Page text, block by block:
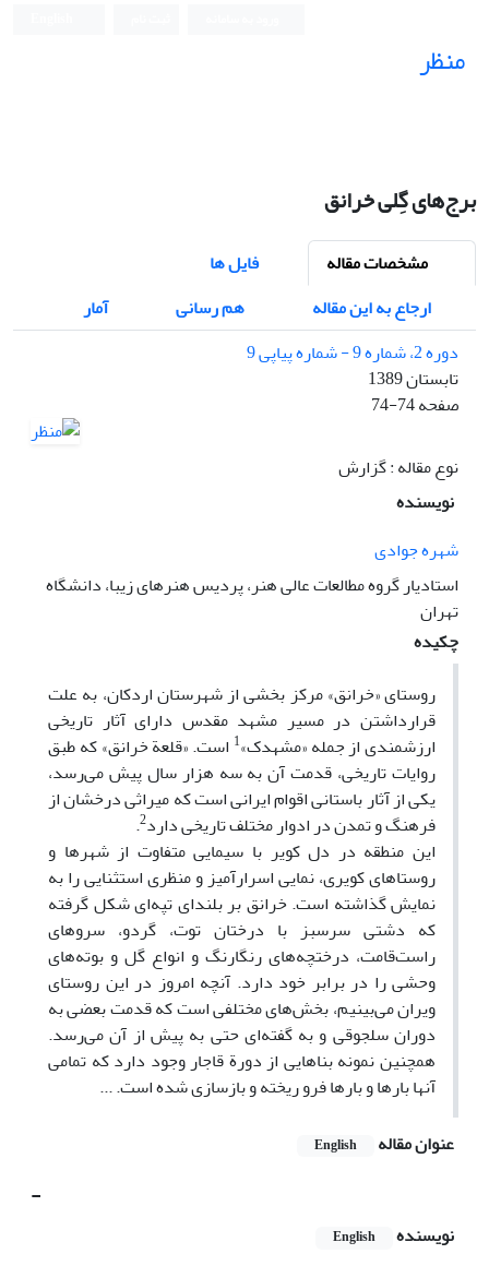
منظر
برج‌های گِلی خرانق
مشخصات مقاله
فایل ها
ارجاع به این مقاله
هم رسانی
آمار
دوره 2، شماره 9 - شماره پیاپی 9
تابستان 1389
صفحه74-74
نوع مقاله : گزارش
نویسنده
شهره جوادی
استادیار گروه مطالعات عالی هنر، پردیس هنرهای زیبا، دانشگاه
تهران
چکیده
روستای «خرانق» مرکز بخشی از شهرستان اردکان، به علت
قرار‌داشتن در مسیر مشهد مقدس دارای آثار تاریخی
ارزشمندی از جمله «مشهدک»1 است. «قلعة خرانق» که طبق
روایات تاریخی، قدمت آن به سه هزار سال پیش می‌رسد،
یکی از آثار باستانی اقوام ایرانی است که میراثی درخشان از
فرهنگ و تمدن در ادوار مختلف تاریخی دارد2
.
این منطقه در دل کویر با سیمایی متفاوت از شهرها و
روستاهای کویری، نمایی اسرارآمیز و منظری استثنایی را به
نمایش گذاشته است. خرانق بر بلندای تپه‌ای شکل گرفته
که دشتی سرسبز با درختان توت، گردو، سروهای
راست‌قامت، درختچه‌های رنگارنگ و انواع گل و بوته‌های
وحشی را در برابر خود دارد. آنچه امروز در این روستای
ویران می‌بینیم، بخش‌های مختلفی است که قدمت بعضی به
دوران سلجوقی و به گفته‌ای حتی به پیش از آن می‌رسد.
همچنین نمونه بناهایی از دورة قاجار وجود دارد که تمامی
آنها بارها و بارها فرو ریخته و بازسازی شده است. ...
عنوان مقاله
English
-
نویسنده English